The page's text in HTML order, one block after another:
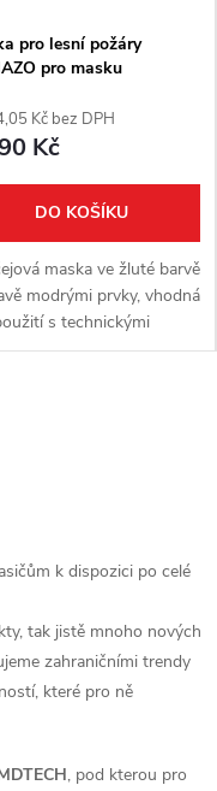
pro lesní požáry
pro masku
Kč bez DPH
Kč
DO KOŠÍKU
maska ve žluté barvě
modrými prvky, vhodná
s technickými
přilbami. Maska s
nosu poskytuje...
k dispozici po celé
tak jistě mnoho nových
zahraničními trendy
které pro ně
, pod kterou pro